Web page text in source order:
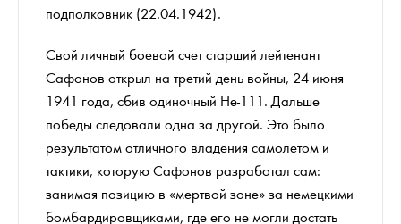
подполковник (22.04.1942).
Свой личный боевой счет старший лейтенант
Сафонов открыл на третий день войны, 24 июня
1941 года, сбив одиночный He-111. Дальше
победы следовали одна за другой. Это было
результатом отличного владения самолетом и
тактики, которую Сафонов разработал сам:
занимая позицию в «мертвой зоне» за немецкими
бомбардировщиками, где его не могли достать